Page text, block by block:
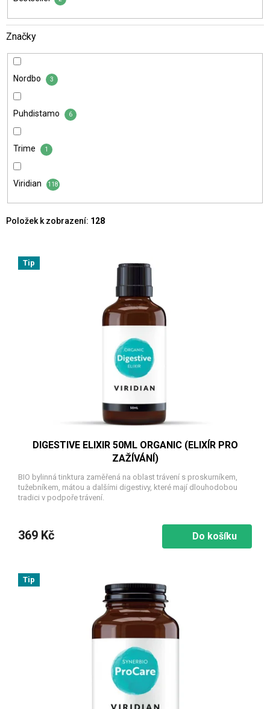
Značky
Nordbo 3
Puhdistamo 6
Trime 1
Viridian 118
Položek k zobrazení: 128
Tip
DIGESTIVE ELIXIR 50ML ORGANIC (ELIXÍR PRO
ZAŽÍVÁNÍ)
BIO bylinná tinktura zaměřená na oblast trávení s proskurníkem,
tužebníkem, mátou a dalšími digestivy, které mají dlouhodobou
tradici v podpoře trávení.
369 Kč Do košíku
Tip